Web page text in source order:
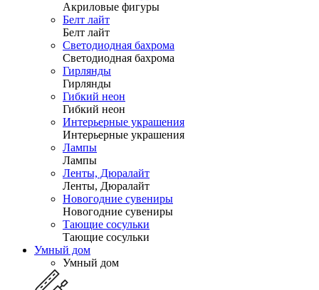
Акриловые фигуры
Белт лайт
Белт лайт
Светодиодная бахрома
Светодиодная бахрома
Гирлянды
Гирлянды
Гибкий неон
Гибкий неон
Интерьерные украшения
Интерьерные украшения
Лампы
Лампы
Ленты, Дюралайт
Ленты, Дюралайт
Новогодние сувениры
Новогодние сувениры
Тающие сосульки
Тающие сосульки
Умный дом
Умный дом